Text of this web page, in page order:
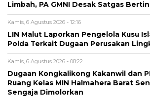
Limbah, PA GMNI Desak Satgas
Kamis, 6 Agustus 2026 - 12:16
LIN Malut Laporkan Pengelola Kusu
Polda Terkait Dugaan Perusakan
Kamis, 6 Agustus 2026 - 08:22
Dugaan Kongkalikong Kakanwil dan
Ruang Kelas MIN Halmahera Barat
Sengaja Dimolorkan